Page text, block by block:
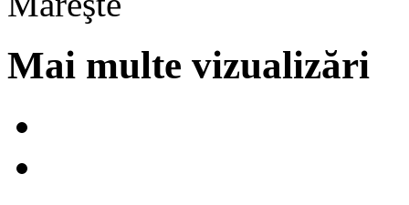
Mai multe vizualizări